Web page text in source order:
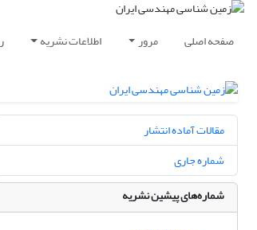
صفحه اصلی مرور اطلاعات نشریه
مقالات آماده انتشار
شماره جاری
شماره‌های پیشین نشریه